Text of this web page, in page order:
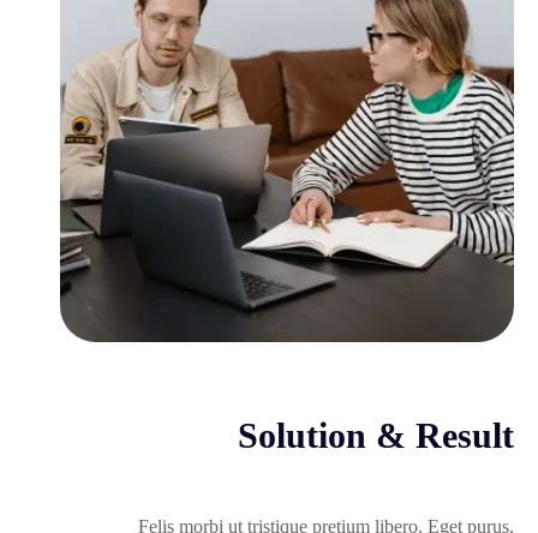
Solution & Result
Felis morbi ut tristique pretium libero. Eget purus,